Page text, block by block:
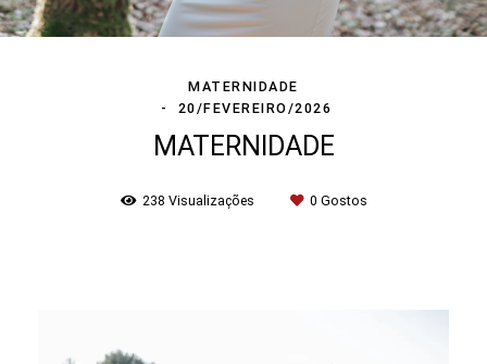
MATERNIDADE
20/FEVEREIRO/2026
MATERNIDADE
238 Visualizações 0 Gostos